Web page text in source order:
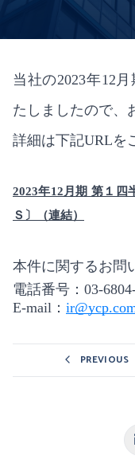
当社の2023年12
たしましたので、
詳細は下記URLを
2023年12月期 第１四
Ｓ〕（連結）
本件に関するお問
電話番号：03-
E-mail：
PREVIOUS